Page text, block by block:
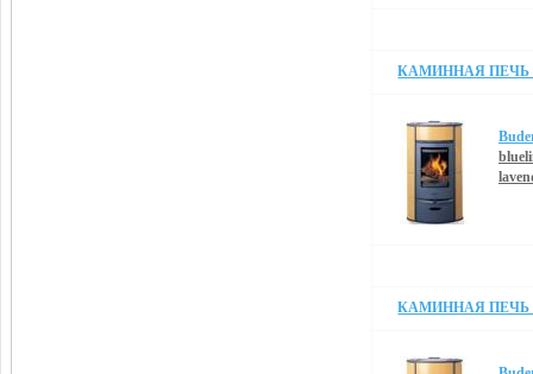
КАМИННАЯ ПЕЧЬ
КАМИННАЯ ПЕЧЬ